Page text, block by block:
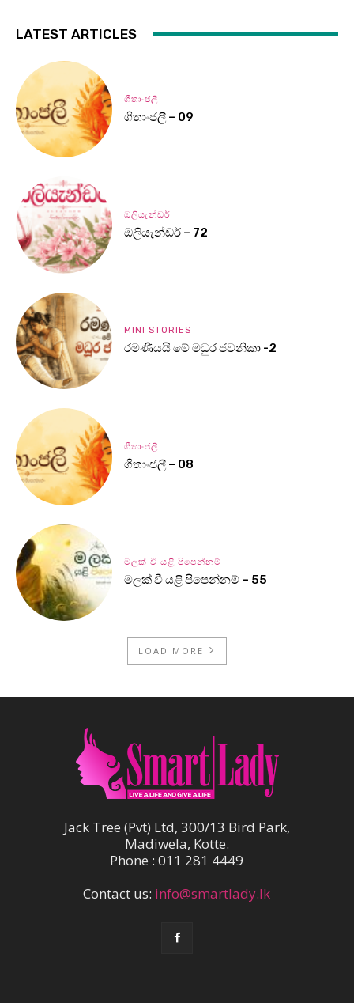
LATEST ARTICLES
ගීතාංජලී
ගීතාංජලී – 09
ඔලියැන්ඩර්
ඔලියැන්ඩර් – 72
MINI STORIES
රමණීයයි මේ මධුර ජවනිකා -2
ගීතාංජලී
ගීතාංජලී – 08
මලක් වී යළි පිපෙන්නම්
මලක් වී යළි පිපෙන්නම් – 55
LOAD MORE
Jack Tree (Pvt) Ltd, 300/13 Bird Park,
Madiwela, Kotte.
Phone : 011 281 4449
Contact us: info@smartlady.lk